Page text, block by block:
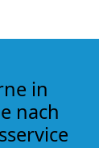
in
nach